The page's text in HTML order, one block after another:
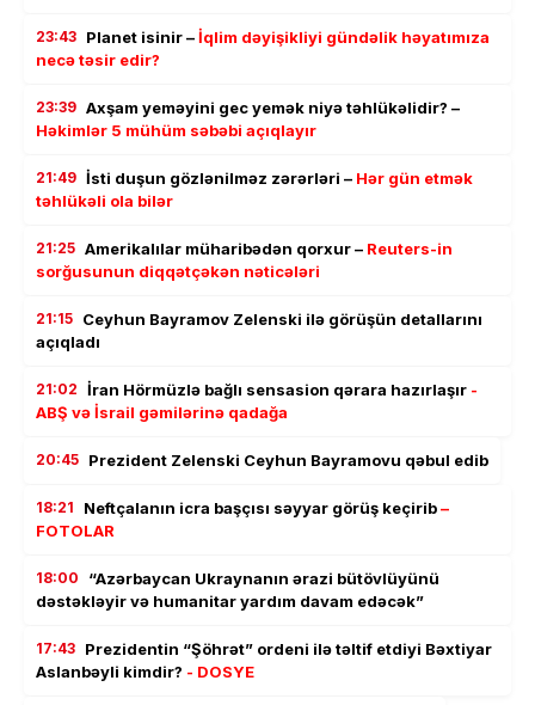
23:43 Planet isinir –İqlim dəyişikliyi gündəlik həyatımıza
necə təsir edir?
23:39 Axşam yeməyini gec yemək niyə təhlükəlidir? –
Həkimlər 5 mühüm səbəbi açıqlayır
21:49 İsti duşun gözlənilməz zərərləri – Hər gün etmək
təhlükəli ola bilər
21:25 Amerikalılar müharibədən qorxur – Reuters-in
sorğusunun diqqətçəkən nəticələri
21:15 Ceyhun Bayramov Zelenski ilə görüşün detallarını
açıqladı
21:02 İran Hörmüzlə bağlı sensasion qərara hazırlaşır -
ABŞ və İsrail gəmilərinə qadağa
20:45 Prezident Zelenski Ceyhun Bayramovu qəbul edib
18:21 Neftçalanın icra başçısı səyyar görüş keçirib–
FOTOLAR
18:00
“Azərbaycan Ukraynanın ərazi bütövlüyünü
dəstəkləyir və humanitar yardım davam edəcək”
17:43 Prezidentin “Şöhrət” ordeni ilə təltif etdiyi Bəxtiyar
Aslanbəyli kimdir? - DOSYE